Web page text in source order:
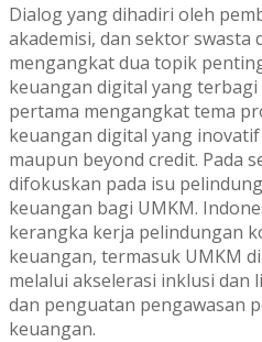
Dialog yang dihadiri oleh
akademisi, dan sektor swasta
mengangkat dua topik
keuangan digital yang terbagi
pertama mengangkat tema
keuangan digital yang
maupun beyond credit. Pada
difokuskan pada isu
keuangan bagi UMKM.
kerangka kerja pelindungan
keuangan, termasuk UMKM
melalui akselerasi inklusi dan
dan penguatan pengawasan
keuangan.